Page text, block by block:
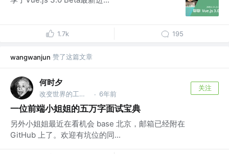
1.7k 195
wangwanjun 赞了这篇文章
何时夕
改变世界的工程师 @有意思有限公司 · 6年前
关注
一位前端小姐姐的五万字面试宝典
另外小姐姐最近在看机会 base 北京，邮箱已经附在
GitHub 上了。欢迎有坑位的同...